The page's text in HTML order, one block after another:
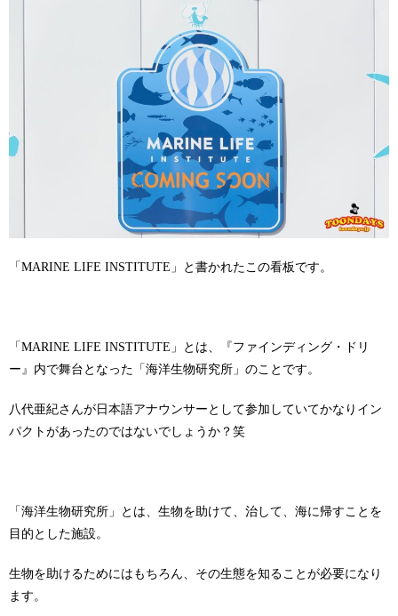
「MARINE LIFE INSTITUTE」と書かれたこの看板です。
「MARINE LIFE INSTITUTE」とは、『ファインディング・ドリ
ー』内で舞台となった「海洋生物研究所」のことです。
八代亜紀さんが日本語アナウンサーとして参加していてかなりイン
パクトがあったのではないでしょうか？笑
「海洋生物研究所」とは、生物を助けて、治して、海に帰すことを
目的とした施設。
生物を助けるためにはもちろん、その生態を知ることが必要になり
ます。